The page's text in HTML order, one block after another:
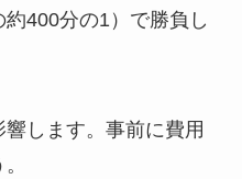
400分の1）で勝負し
します。事前に費用